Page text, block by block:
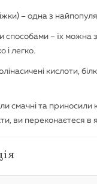
– одна з
способами – їх
і легко.
кислоти,
смачні та приносили
ви переконаєтеся в